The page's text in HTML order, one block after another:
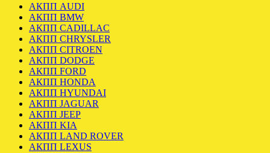
АКПП AUDI
АКПП BMW
АКПП CADILLAC
АКПП CHRYSLER
АКПП CITROEN
АКПП DODGE
АКПП FORD
АКПП HONDA
АКПП HYUNDAI
АКПП JAGUAR
АКПП JEEP
АКПП KIA
АКПП LAND ROVER
АКПП LEXUS